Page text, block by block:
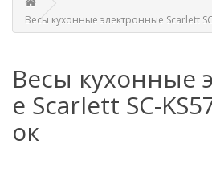
Весы кухонные электронные Scarlett
Весы кухонные
е Scarlett SC-
ок